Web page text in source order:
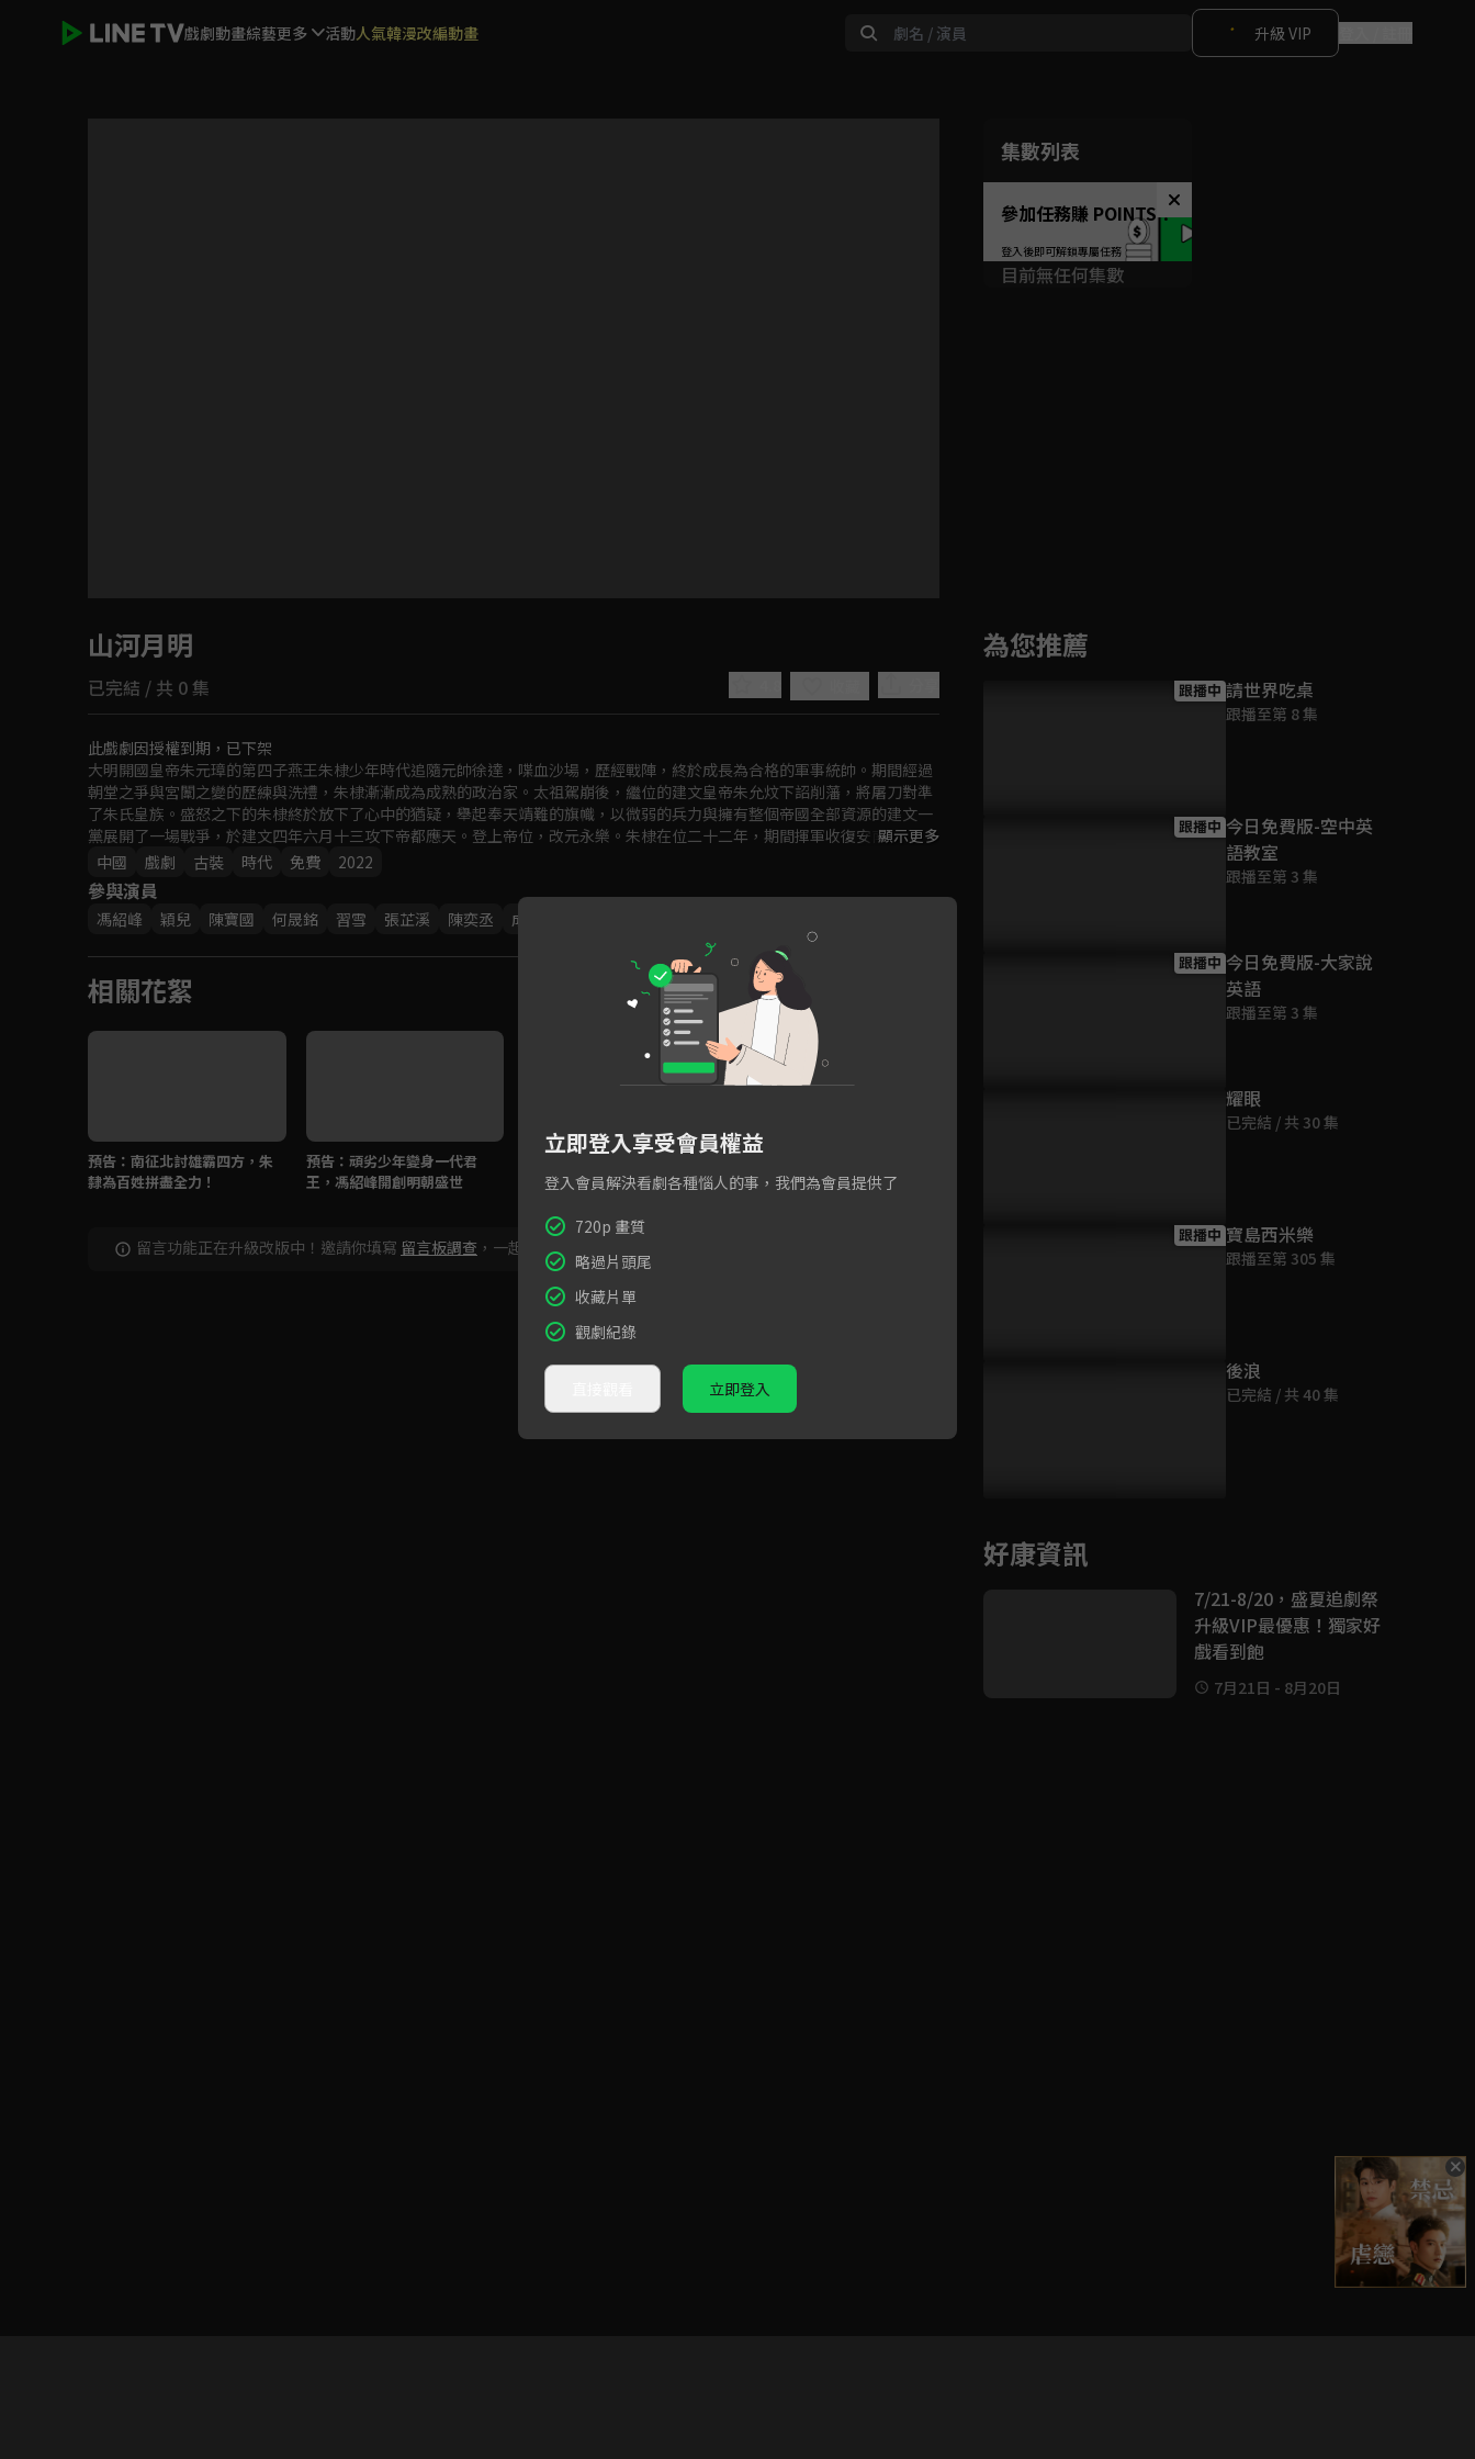
戲劇動畫綜藝更多 活動人氣韓漫改編動畫 升級 VIP
Video
如有不便請見諒
集數列表
參加任務賺 POINTS！
目前無任何集數
山河月明
已完結 / 共 0 集
此戲劇因授權到期，已下架
大明開國皇帝朱元璋的第四子燕王朱棣少年時代追隨元帥徐達，喋血沙場，歷經戰陣，終於成長為合格的軍事統帥。期間經過
朝堂之爭與宮闈之變的歷練與洗禮，朱棣漸漸成為成熟的政治家。太祖駕崩後，繼位的建文皇帝朱允炆下詔削藩，將屠刀對準
了朱氏皇族。盛怒之下的朱棣終於放下了心中的猶疑，舉起奉天靖難的旗幟，以微弱的兵力與擁有整個帝國全部資源的建文一
黨展開了一場戰爭，於建文四年六月十三攻下帝都應天。登上帝位，改元永樂。朱棣在位二十二年，期間揮軍收復安南故土、
七下西洋、五伐漠北、修治大典、遷都北平，創造了煊赫一時的“永樂盛世”。
顯示更多
中國
戲劇 古裝 時代 免費 2022
參與演員
馮紹峰 穎兒 陳寶國 何晟銘 習雪 張芷溪 陳奕丞 成毅
相關花絮
預告：南征北討雄霸四方，朱
隸為百姓拼盡全力！
預告：頑劣少年變身一代君
王，馮紹峰開創明朝盛世
留言功能正在升級改版中！邀請你填寫 留言板調查 ，一起共創新版留言功能！
為您推薦
跟播中 請世界吃桌
跟播至第 8 集
跟播中 今日免費版-空中英
語教室
跟播至第 3 集
跟播中 今日免費版-大家說
英語
跟播至第 3 集
耀眼
已完結 / 共 30 集
跟播中 寶島西米樂
跟播至第 305 集
後浪
已完結 / 共 40 集
好康資訊
7/21-8/20，盛夏追劇祭
升級VIP最優惠！獨家好
戲看到飽
7月21日 - 8月20日
立即登入享受會員權益
登入會員解決看劇各種惱人的事，我們為會員提供了
720p 畫質
略過片頭尾
收藏片單
觀劇紀錄
立即登入